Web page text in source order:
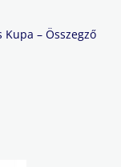
– Összegző